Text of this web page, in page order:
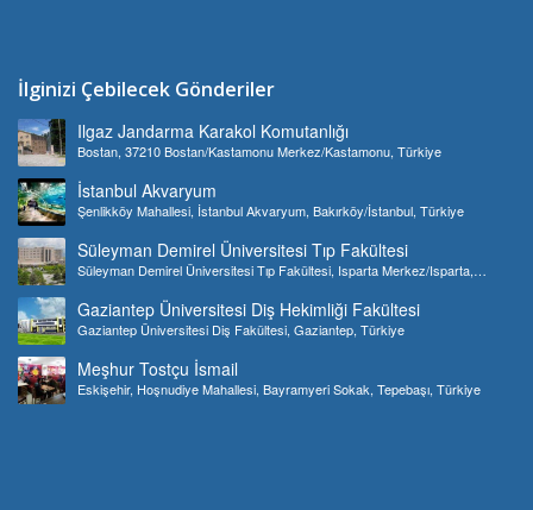
İlginizi Çebilecek Gönderiler
Ilgaz Jandarma Karakol Komutanlığı
Bostan, 37210 Bostan/Kastamonu Merkez/Kastamonu, Türkiye
İstanbul Akvaryum
Şenlikköy Mahallesi, İstanbul Akvaryum, Bakırköy/İstanbul, Türkiye
Süleyman Demirel Üniversitesi Tıp Fakültesi
Süleyman Demirel Üniversitesi Tıp Fakültesi, Isparta Merkez/Isparta,
Gaziantep Üniversitesi Diş Hekimliği Fakültesi
Gaziantep Üniversitesi Diş Fakültesi, Gaziantep, Türkiye
Meşhur Tostçu İsmail
Eskişehir, Hoşnudiye Mahallesi, Bayramyeri Sokak, Tepebaşı, Türkiye